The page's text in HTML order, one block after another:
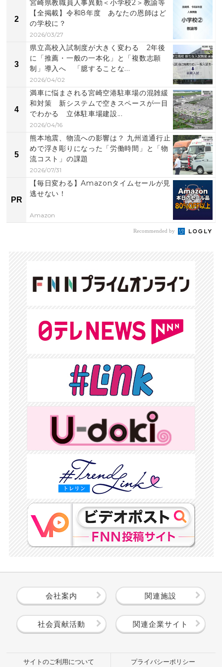
2
宮崎県教職員人事異動＜小学校2＞教諭等
【全掲載】令和8年度 あなたの恩師はど
の学校に？
2026/03/27
3
県立高校入試制度が大きく変わる 2年後
に「推薦・一般の一本化」と「複数志願
制」導入へ 「臆することな...
2026/04/02
4
満車に悩まされる宮崎空港駐車場の混雑緩
和対策 新システムで空きスペースが一目
でわかる 立体駐車場建設...
2026/04/16
5
熊本地震、物流への影響は？ 九州道通行止
めで浮き彫りになった「労働時間」と「物
流コスト」の課題
2026/07/31
PR
【毎日変わる】Amazonタイムセールが見
逃せない！
Amazon
Recommended by
会社案内 関連施設
社会貢献活動 関連企業サイト
サイトのご利用について プライバシーポリシー